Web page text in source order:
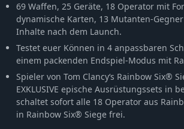
69 Waffen, 25 Geräte, 18 Operator mit
dynamische Karten, 13 Mutanten-
Inhalte nach dem Launch.
Testet euer Können in 4 anpassbaren
einem packenden Endspiel-Modus mit
Spieler von Tom Clancy‘s Rainbow Six®
EXKLUSIVE epische Ausrüstungssets in
schaltet sofort alle 18 Operator aus
in Rainbow Six® Siege frei.